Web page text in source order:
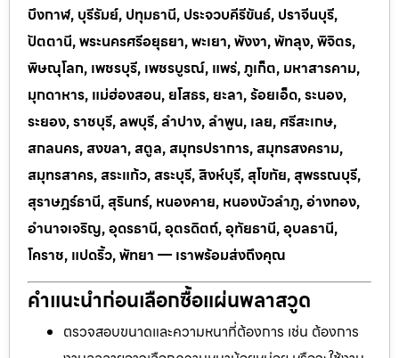
บึงกาฬ, บุรีรัมย์, ปทุมธานี, ประจวบคีรีขันธ์, ปราจีนบุรี,
ปัตตานี, พระนครศรีอยุธยา, พะเยา, พังงา, พัทลุง, พิจิตร,
พิษณุโลก, เพชรบุรี, เพชรบูรณ์, แพร่, ภูเก็ต, มหาสารคาม,
มุกดาหาร, แม่ฮ่องสอน, ยโสธร, ยะลา, ร้อยเอ็ด, ระนอง,
ระยอง, ราชบุรี, ลพบุรี, ลำปาง, ลำพูน, เลย, ศรีสะเกษ,
สกลนคร, สงขลา, สตูล, สมุทรปราการ, สมุทรสงคราม,
สมุทรสาคร, สระแก้ว, สระบุรี, สิงห์บุรี, สุโขทัย, สุพรรณบุรี,
สุราษฎร์ธานี, สุรินทร์, หนองคาย, หนองบัวลำภู, อ่างทอง,
อำนาจเจริญ, อุดรธานี, อุตรดิตถ์, อุทัยธานี, อุบลธานี,
โคราช, แปดริ้ว, พัทยา — เราพร้อมส่งถึงคุณ
คำแนะนำก่อนเลือกซื้อแผ่นพลาสวูด
ตรวจสอบขนาดและความหนาที่ต้องการ เช่น ต้องการ